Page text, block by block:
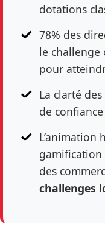
dotations
78% des
le challenge
pour
La clarté
de
L’animation
gamification
des
challenges